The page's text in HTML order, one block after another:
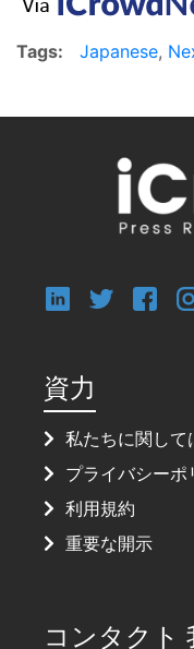
Tags: Japanese,
資力
私たちに関して
プライバシーポ
利用規約
重要な開示
コンタクト